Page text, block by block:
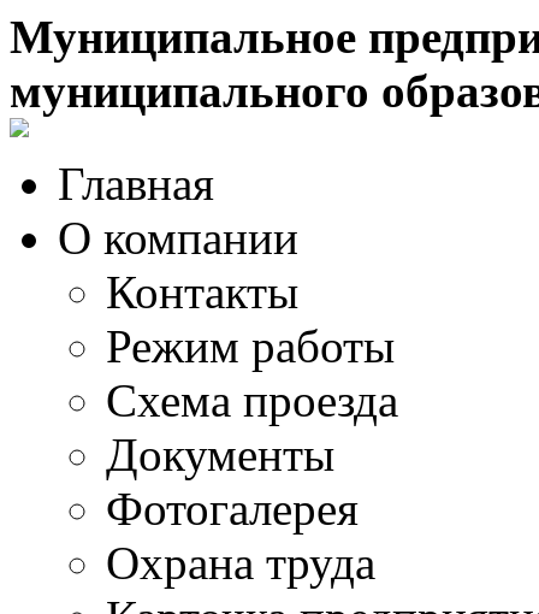
Муниципальное
муниципального
Главная
О компании
Контакты
Режим работы
Схема проезда
Документы
Фотогалерея
Охрана труда